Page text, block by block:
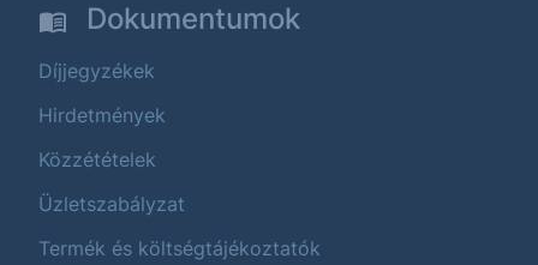
Dokumentumok
Díjjegyzékek
Hirdetmények
Közzétételek
Üzletszabályzat
Termék és költségtájékoztatók